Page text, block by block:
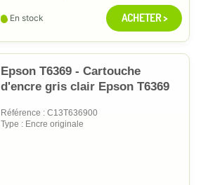
En stock ACHETER >
Epson T6369 - Cartouche
d'encre gris clair Epson T6369
Référence : C13T636900
Type : Encre originale